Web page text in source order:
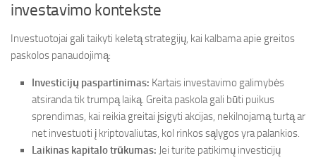
investavimo kontekste
Investuotojai gali taikyti keletą strategijų, kai kalbama apie greitos
paskolos panaudojimą:
Investicijų paspartinimas: Kartais investavimo galimybės
atsiranda tik trumpą laiką. Greita paskola gali būti puikus
sprendimas, kai reikia greitai įsigyti akcijas, nekilnojamą turtą ar
net investuoti į kriptovaliutas, kol rinkos sąlygos yra palankios.
Laikinas kapitalo trūkumas: Jei turite patikimų investicijų